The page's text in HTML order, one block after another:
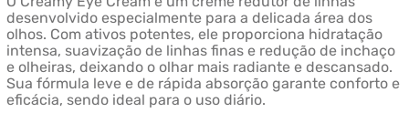
desenvolvido especialmente para a delicada área dos
olhos. Com ativos potentes, ele proporciona hidratação
intensa, suavização de linhas finas e redução de inchaço
e olheiras, deixando o olhar mais radiante e descansado.
Sua fórmula leve e de rápida absorção garante conforto e
eficácia, sendo ideal para o uso diário.